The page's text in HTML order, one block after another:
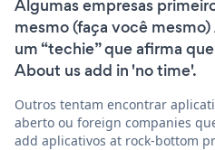
Algumas empresas
mesmo (faça você
um “techie” que afirma
About us add in 'no time'.
Outros tentam encontrar
aberto ou foreign companies
add aplicativos at rock-bottom